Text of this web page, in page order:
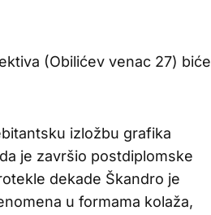
(Obilićev venac 27) biće
izložbu grafika
je završio postdiplomske
dekade Škandro je
u formama kolaža,